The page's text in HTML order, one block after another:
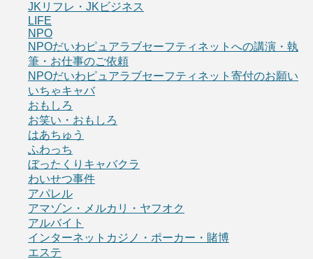
JKリフレ・JKビジネス
LIFE
NPO
NPOだいわピュアラブセーフティネットへの講演・執
筆・お仕事のご依頼
NPOだいわピュアラブセーフティネット寄付のお願い
いちゃキャバ
おもしろ
お笑い・おもしろ
はあちゅう
ふわっち
ぼったくりキャバクラ
わいせつ事件
アパレル
アマゾン・メルカリ・ヤフオク
アルバイト
インターネットカジノ・ポーカー・賭博
エステ